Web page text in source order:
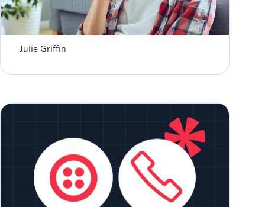
¿Qué es la hiperpersonalización? Ejemplos y
cómo comenzar
Julie Griffin